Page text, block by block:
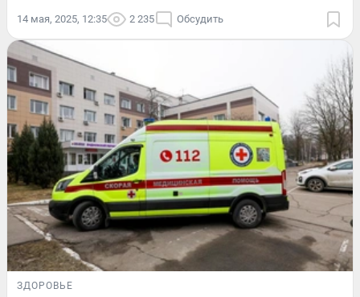
14 мая, 2025, 12:35 2 235 Обсудить
ЗДОРОВЬЕ